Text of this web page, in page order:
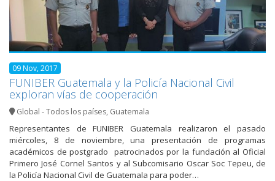
09 Nov, 2017
FUNIBER Guatemala y la Policía Nacional Civil
exploran vías de cooperación
Global - Todos los países, Guatemala
Representantes de FUNIBER Guatemala realizaron el pasado
miércoles, 8 de noviembre, una presentación de programas
académicos de postgrado patrocinados por la fundación al Oficial
Primero José Cornel Santos y al Subcomisario Oscar Soc Tepeu, de
la Policía Nacional Civil de Guatemala para poder…